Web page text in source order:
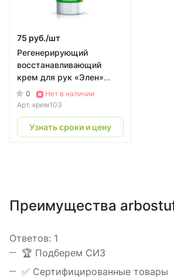
75 руб./шт
Регенерирующий
восстанавливающий
крем для рук «Элен»
туба 100мл
0
Нет в наличии
Арт. крем103
Узнать сроки и цену
Преимущества
Ответов: 1
️🏆 Подберем СИЗ
✅ Сертифицированные товары